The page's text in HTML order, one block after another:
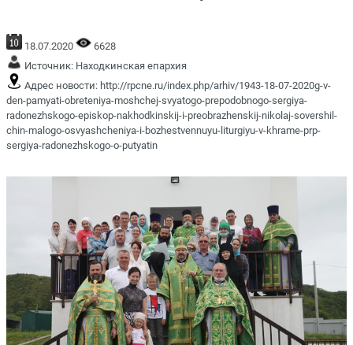
18.07.2020
6628
Источник: Находкинская епархия
Адрес новости: http://rpcne.ru/index.php/arhiv/1943-18-07-2020g-v-
den-pamyati-obreteniya-moshchej-svyatogo-prepodobnogo-sergiya-
radonezhskogo-episkop-nakhodkinskij-i-preobrazhenskij-nikolaj-sovershil-
chin-malogo-osvyashcheniya-i-bozhestvennuyu-liturgiyu-v-khrame-prp-
sergiya-radonezhskogo-o-putyatin